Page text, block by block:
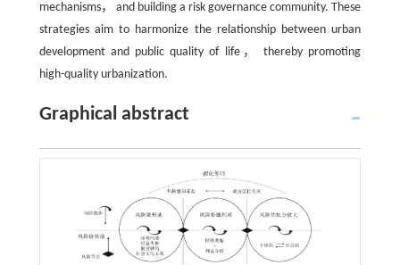
mechanisms， and building a risk governance community. These
strategies aim to harmonize the relationship between urban
development and public quality of life， thereby promoting
high-quality urbanization.
Graphical abstract